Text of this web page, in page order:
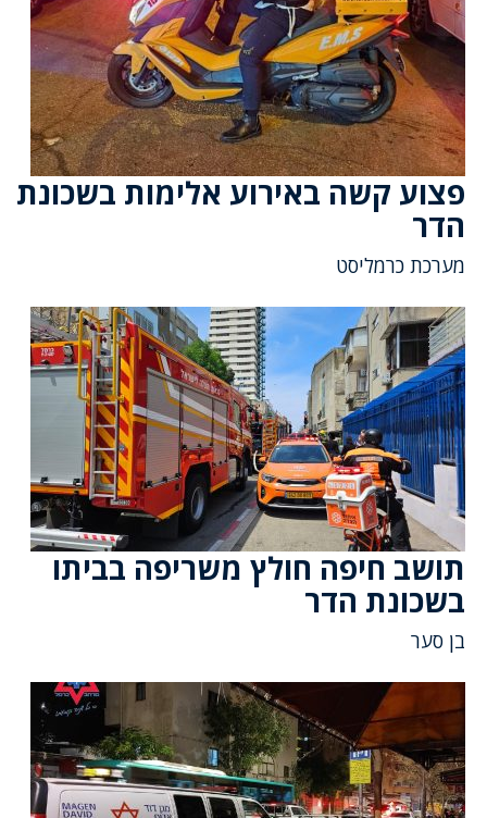
פצוע קשה באירוע אלימות בשכונת
הדר
מערכת כרמליסט
תושב חיפה חולץ משריפה בביתו
בשכונת הדר
בן סער